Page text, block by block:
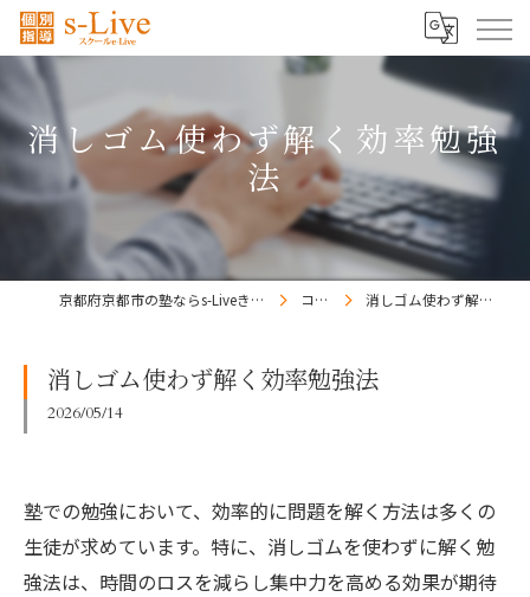
消しゴム使わず解く効率勉強
法
京都府京都市の塾ならs-Liveきょうと梅小路校 コラム 消しゴム使わず解く効率勉強法
消しゴム使わず解く効率勉強法
2026/05/14
塾での勉強において、効率的に問題を解く方法は多くの
生徒が求めています。特に、消しゴムを使わずに解く勉
強法は、時間のロスを減らし集中力を高める効果が期待